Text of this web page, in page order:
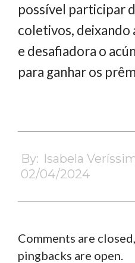
possível participar
coletivos, deixando
e desafiadora o
para ganhar os
04-
02
By: Isabela
02/04/2024
Comments are
pingbacks are open.